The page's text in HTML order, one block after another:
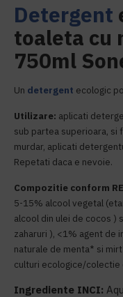
Detergent
toaleta cu
750ml
Un detergent ecologic
Utilizare: aplicati
sub partea superioara, si
murdar, aplicati
Repetati daca e nevoie.
Compozitie conform
5-15% alcool vegetal
alcool din ulei de cocos )
zaharuri ), <1% agent de
naturale de menta* si
culturi ecologice/
Ingrediente INCI: